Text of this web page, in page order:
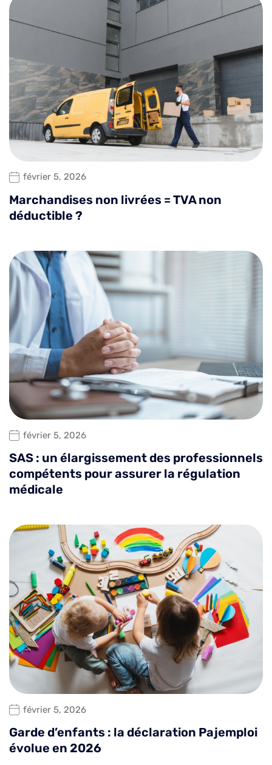
février 5, 2026
Marchandises non livrées = TVA non
déductible ?
février 5, 2026
SAS : un élargissement des professionnels
compétents pour assurer la régulation
médicale
février 5, 2026
Garde d’enfants : la déclaration Pajemploi
évolue en 2026